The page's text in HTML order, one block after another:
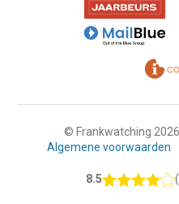
© Frankwatching
Algemene voorwaarden
8.5